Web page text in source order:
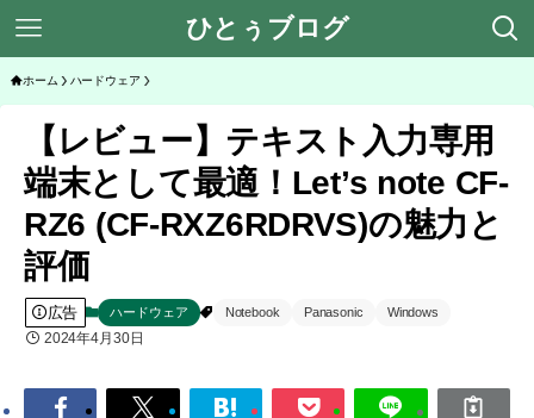
ひとぅブログ
ホーム ハードウェア
【レビュー】テキスト入力専用
端末として最適！Let’s note CF-
RZ6 (CF-RXZ6RDRVS)の魅力と
評価
広告 ハードウェア Notebook Panasonic Windows
2024年4月30日